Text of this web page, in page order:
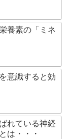
養素の「ミネ
意識すると効
れている神経
は・・・